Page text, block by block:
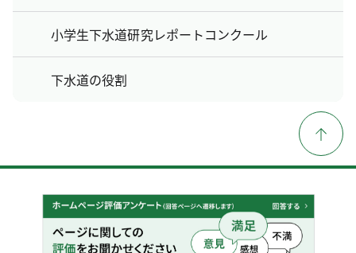
小学生下水道研究レポートコンクール
下水道の役割